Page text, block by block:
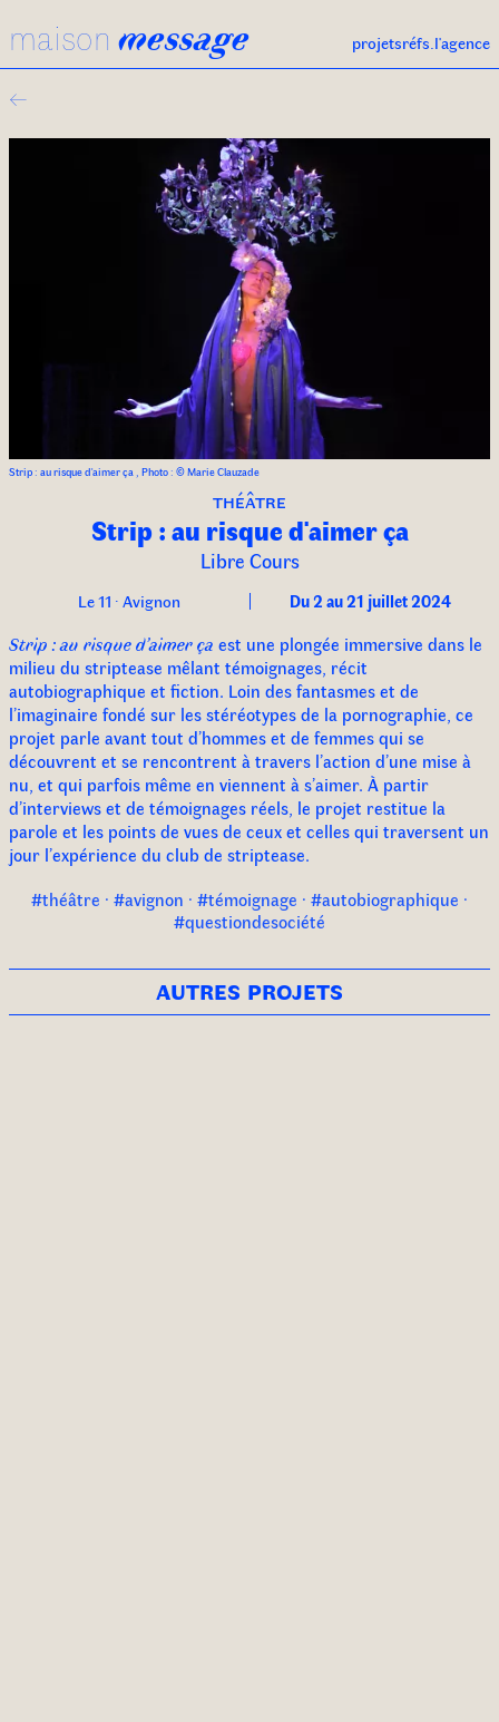
maison message projetsréfs. l'agence
←
Strip : au risque d'aimer ça , Photo : © Marie Clauzade
théâtre
Strip : au risque d'aimer ça
Libre Cours
Le 11 · Avignon Du 2 au 21 juillet 2024
Strip : au risque d’aimer ça est une plongée immersive dans le
milieu du striptease mêlant témoignages, récit
autobiographique et fiction. Loin des fantasmes et de
l’imaginaire fondé sur les stéréotypes de la pornographie, ce
projet parle avant tout d’hommes et de femmes qui se
découvrent et se rencontrent à travers l’action d’une mise à
nu, et qui parfois même en viennent à s’aimer. À partir
d’interviews et de témoignages réels, le projet restitue la
parole et les points de vues de ceux et celles qui traversent un
jour l’expérience du club de striptease.
#théâtre · #avignon · #témoignage · #autobiographique ·
#questiondesociété
autres projets